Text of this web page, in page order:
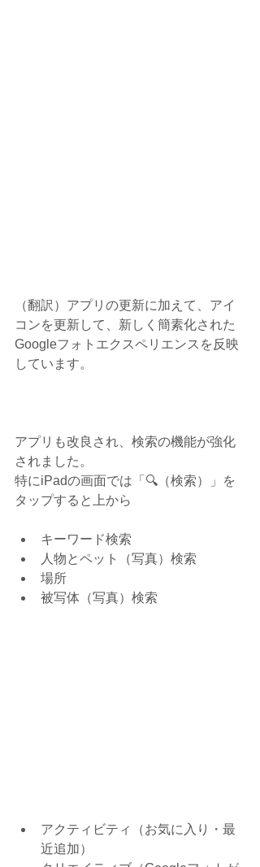
（翻訳）アプリの更新に加えて、アイ
コンを更新して、新しく簡素化された
Googleフォトエクスペリエンスを反映
しています。
アプリも改良され、検索の機能が強化
されました。
特にiPadの画面では「🔍（検索）」を
タップすると上から
キーワード検索
人物とペット（写真）検索
場所
被写体（写真）検索
アクティビティ（お気に入り・最
近追加）